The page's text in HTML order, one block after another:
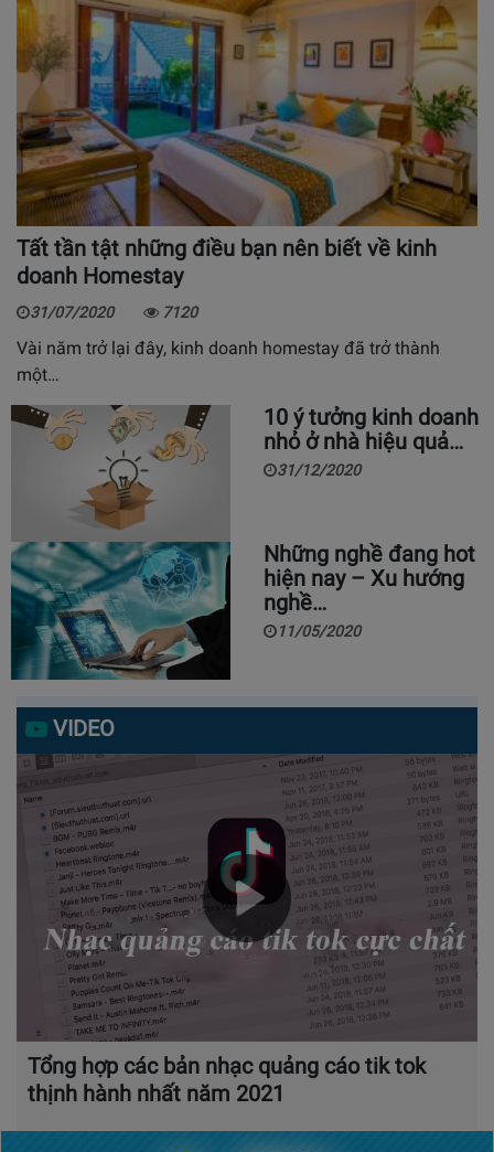
Tất tần tật những điều bạn nên biết về kinh
doanh Homestay
31/07/2020 7120
Vài năm trở lại đây, kinh doanh homestay đã trở thành
một…
10 ý tưởng kinh doanh
nhỏ ở nhà hiệu quả…
31/12/2020
Những nghề đang hot
hiện nay – Xu hướng
nghề…
11/05/2020
VIDEO
Tổng hợp các bản nhạc quảng cáo tik tok
thịnh hành nhất năm 2021